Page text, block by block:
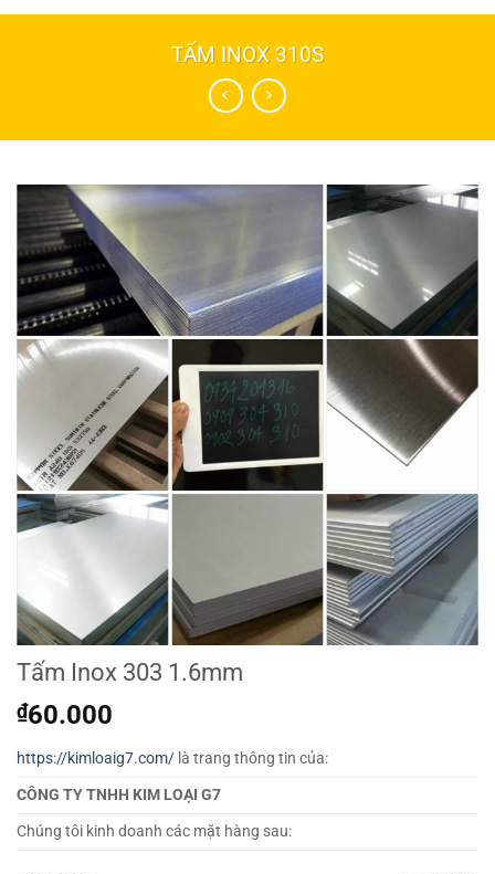
TẤM INOX 310S
Tấm Inox 303 1.6mm
₫60.000
https://kimloaig7.com/ là trang thông tin của:
CÔNG TY TNHH KIM LOẠI G7
Chúng tôi kinh doanh các mặt hàng sau: